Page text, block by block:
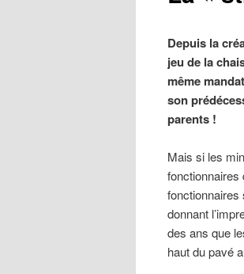
Depuis la
jeu de la
même
son
parents !
Mais si les
fonctionnaires
fonctionnaires
donnant
des ans que
haut du pavé